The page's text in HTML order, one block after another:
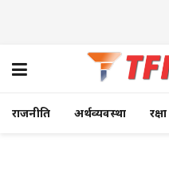
राजनीति अर्थव्यवस्था रक्षा